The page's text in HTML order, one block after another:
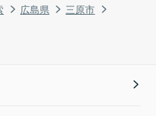
広島県
三原市